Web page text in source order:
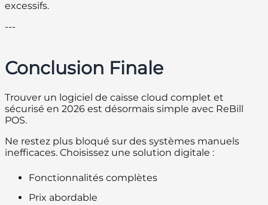
excessifs.
---
Conclusion Finale
Trouver un logiciel de caisse cloud complet et
sécurisé en 2026 est désormais simple avec ReBill
POS.
Ne restez plus bloqué sur des systèmes manuels
inefficaces. Choisissez une solution digitale :
Fonctionnalités complètes
Prix abordable